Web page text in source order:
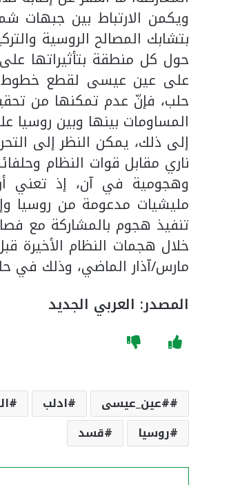
ويكمن الارتباط بين
بتشابك المصالح الروسية
حول كل منطقة بتأثيراتها
على عين عيسى لقطع خطوط
حلب، فإنّ عدم تمكنها من
المساومات بينها وبين روسيا
إلى ذلك، يمكن النظر إلى
ناري مقابل قوات النظام
وهجومية في آن، إذ تعني
مليشيات مدعومة من روسيا
تنفيذ هجوم بالمشاركة مع
خلال هجمات النظام الأخيرة
مارس/آذار الماضي، وذلك في
المصدر: العربي الجديد
#عين_عيسى ادلب
روسيا
قسد